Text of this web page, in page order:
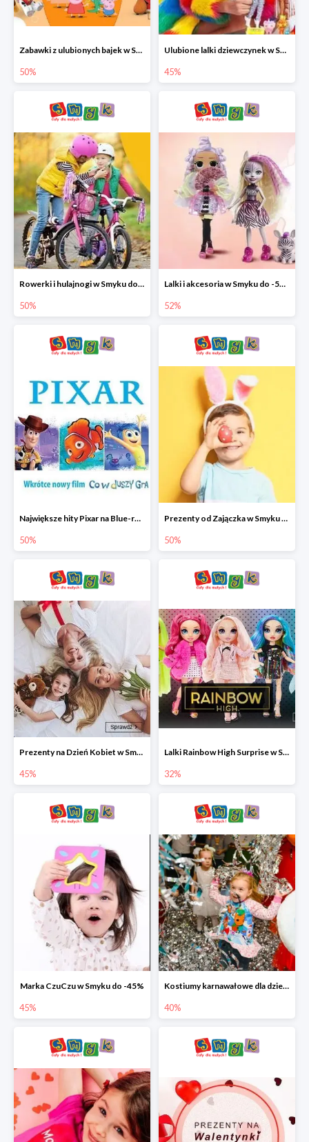
Zabawki z ulubionych bajek w Smyku do -50%
50%
Ulubione lalki dziewczynek w Smyku do -45%
45%
Rowerki i hulajnogi w Smyku do -50%
50%
Lalki i akcesoria w Smyku do -52%
52%
Największe hity Pixar na Blue-rey i DVD w Smyku - drugi film -50%
50%
Prezenty od Zajączka w Smyku do -50%
50%
Prezenty na Dzień Kobiet w Smyku do -45%
45%
Lalki Rainbow High Surprise w Smyku do -35%
32%
Marka CzuCzu w Smyku do -45%
45%
Kostiumy karnawałowe dla dzieci w Smyku do -40%
40%